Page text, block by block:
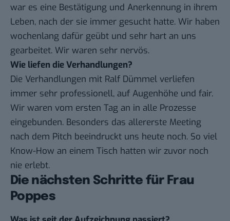
war es eine Bestätigung und Anerkennung in ihrem
Leben, nach der sie immer gesucht hatte. Wir haben
wochenlang dafür geübt und sehr hart an uns
gearbeitet. Wir waren sehr nervös.
Wie liefen die Verhandlungen?
Die Verhandlungen mit Ralf Dümmel verliefen
immer sehr professionell, auf Augenhöhe und fair.
Wir waren vom ersten Tag an in alle Prozesse
eingebunden. Besonders das allererste Meeting
nach dem Pitch beeindruckt uns heute noch. So viel
Know-How an einem Tisch hatten wir zuvor noch
nie erlebt.
Die nächsten Schritte für Frau
Poppes